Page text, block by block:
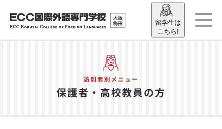
留学生は
こちら!
訪問者別メニュー
保護者・高校教員の方